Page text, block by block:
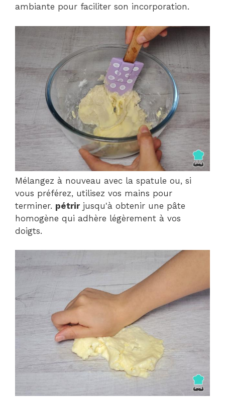
ambiante pour faciliter son incorporation.
Mélangez à nouveau avec la spatule ou, si
vous préférez, utilisez vos mains pour
terminer. pétrirjusqu'à obtenir une pâte
homogène qui adhère légèrement à vos
doigts.